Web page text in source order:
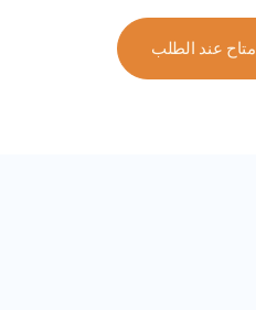
متاح عند الطلب